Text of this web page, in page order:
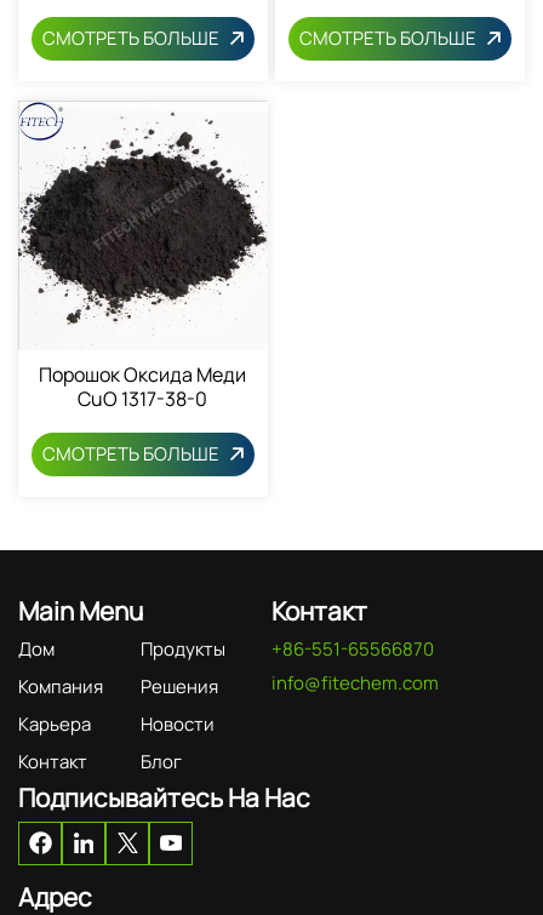
СМОТРЕТЬ БОЛЬШЕ СМОТРЕТЬ БОЛЬШЕ
Порошок Оксида Меди
CuO 1317-38-0
СМОТРЕТЬ БОЛЬШЕ
Main Menu
Дом
Продукты
Компания
Решения
Карьера
Новости
Контакт
Блог
Контакт
+86-551-65566870
info@fitechem.com
Подписывайтесь На Нас
Адрес